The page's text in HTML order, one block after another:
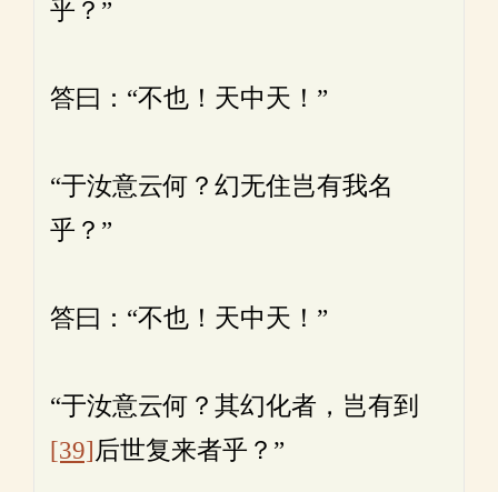
乎？”
答曰：“不也！天中天！”
“于汝意云何？幻无住岂有我名
乎？”
答曰：“不也！天中天！”
“于汝意云何？其幻化者，岂有到
[39]后世复来者乎？”